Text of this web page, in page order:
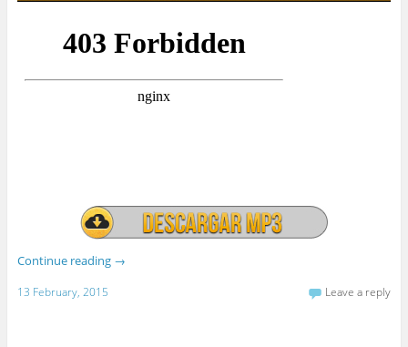
Continue reading →
13 February, 2015 Leave a reply